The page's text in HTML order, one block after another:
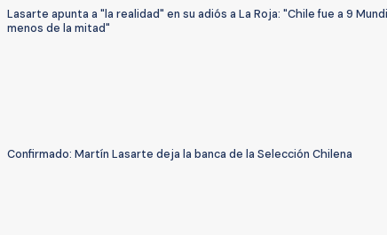
Lasarte apunta a "la realidad" en su adiós a La Roja: "Chile fue a 9
menos de la mitad"
Confirmado: Martín Lasarte deja la banca de la Selección Chilena